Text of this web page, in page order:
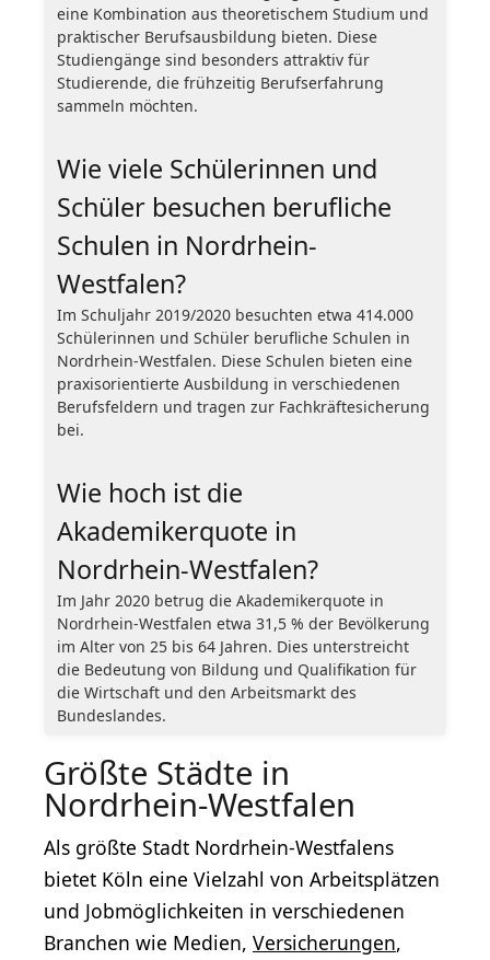
eine Kombination aus theoretischem Studium und
praktischer Berufsausbildung bieten. Diese
Studiengänge sind besonders attraktiv für
Studierende, die frühzeitig Berufserfahrung
sammeln möchten.
Wie viele Schülerinnen und
Schüler besuchen berufliche
Schulen in Nordrhein-
Westfalen?
Im Schuljahr 2019/2020 besuchten etwa 414.000
Schülerinnen und Schüler berufliche Schulen in
Nordrhein-Westfalen. Diese Schulen bieten eine
praxisorientierte Ausbildung in verschiedenen
Berufsfeldern und tragen zur Fachkräftesicherung
bei.
Wie hoch ist die
Akademikerquote in
Nordrhein-Westfalen?
Im Jahr 2020 betrug die Akademikerquote in
Nordrhein-Westfalen etwa 31,5 % der Bevölkerung
im Alter von 25 bis 64 Jahren. Dies unterstreicht
die Bedeutung von Bildung und Qualifikation für
die Wirtschaft und den Arbeitsmarkt des
Bundeslandes.
Größte Städte in
Nordrhein-Westfalen
Als größte Stadt Nordrhein-Westfalens
bietet Köln eine Vielzahl von Arbeitsplätzen
und Jobmöglichkeiten in verschiedenen
Branchen wie Medien, Versicherungen,